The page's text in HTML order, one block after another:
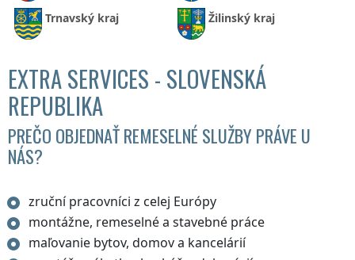
Trnavský kraj Žilinský kraj
EXTRA SERVICES - SLOVENSKÁ
REPUBLIKA
PREČO OBJEDNAŤ REMESELNÉ SLUŽBY PRÁVE U
NÁS?
zruční pracovníci z celej Európy
montážne, remeselné a stavebné práce
maľovanie bytov, domov a kancelárií